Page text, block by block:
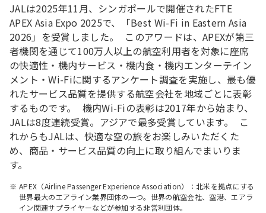
JALは2025年11月、シンガポールで開催されたFTE
APEX Asia Expo 2025で、「Best Wi-Fi in Eastern Asia
2026」を受賞しました。 このアワードは、APEXが第三
者機関を通じて100万人以上の航空利用者を対象に座席
の快適性・機内サービス・機内食・機内エンターテイン
メント・Wi-Fiに関するアンケート調査を実施し、最も優
れたサービス品質を提供する航空会社を地域ごとに表彰
するものです。 機内Wi-Fiの表彰は2017年から始まり、
JALは8度連続受賞。アジアで最多受賞しています。 こ
れからもJALは、快適な空の旅をお楽しみいただくた
め、商品・サービス品質の向上に取り組んでまいりま
す。
APEX（Airline Passenger Experience Association）：北米を拠点にする
世界最大のエアライン業界団体の一つ。世界の航空会社、空港、エアラ
イン関連サプライヤーなどが参加する非営利団体。